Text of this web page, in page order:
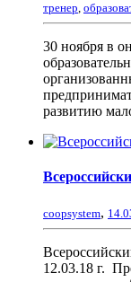
тренер,
30 ноября в
развитию
coopsystem,
12.03.18 г.